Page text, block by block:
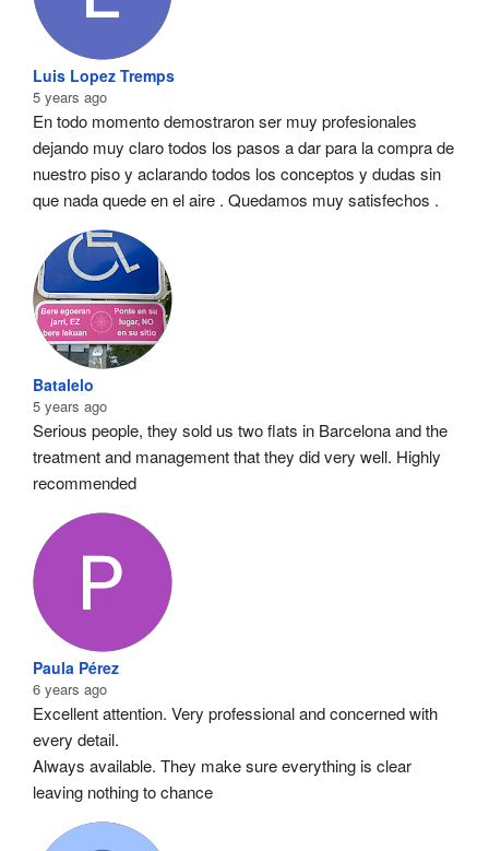
Luis Lopez Tremps
5 years ago
En todo momento demostraron ser muy profesionales
dejando muy claro todos los pasos a dar para la compra de
nuestro piso y aclarando todos los conceptos y dudas sin
que nada quede en el aire . Quedamos muy satisfechos .
Batalelo
5 years ago
Serious people, they sold us two flats in Barcelona and the
treatment and management that they did very well. Highly
recommended
Paula Pérez
6 years ago
Excellent attention. Very professional and concerned with
every detail.
Always available. They make sure everything is clear
leaving nothing to chance